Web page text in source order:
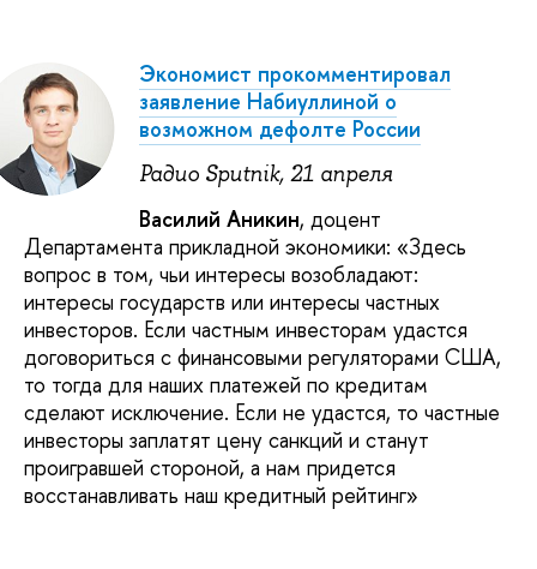
Экономист прокомментировал
заявление Набиуллиной о
возможном дефолте России
Радио Sputnik, 21 апреля
Василий Аникин, доцент
Департамента прикладной экономики: «Здесь
вопрос в том, чьи интересы возобладают:
интересы государств или интересы частных
инвесторов. Если частным инвесторам удастся
договориться с финансовыми регуляторами США,
то тогда для наших платежей по кредитам
сделают исключение. Если не удастся, то частные
инвесторы заплатят цену санкций и станут
проигравшей стороной, а нам придется
восстанавливать наш кредитный рейтинг»